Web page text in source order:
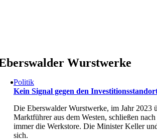
Wurstwerke
Politik
Kein Signal gegen den
Die Eberswalder Wurstwerke, im Jahr 2023
Marktführer aus dem Westen, schließen
immer die Werkstore. Die Minister Keller
sich.